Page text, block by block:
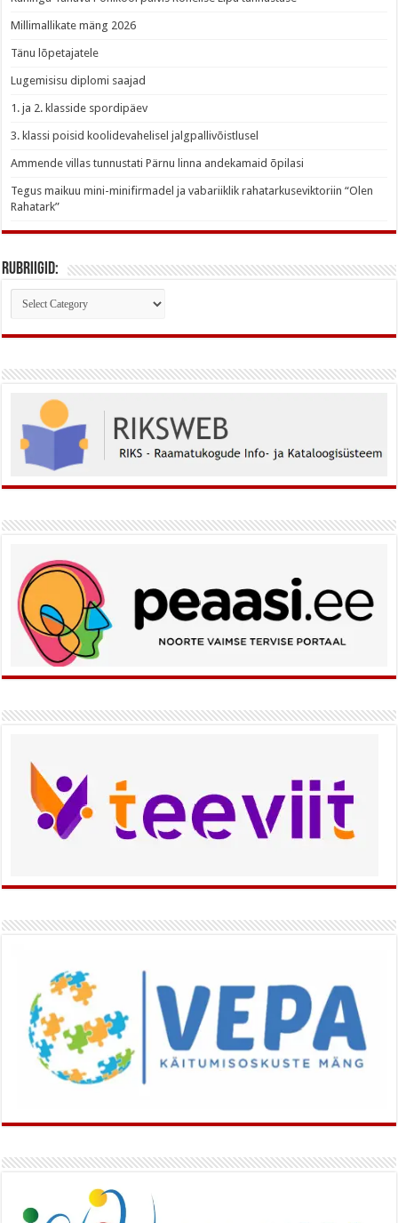
Millimallikate mäng 2026
Tänu lõpetajatele
Lugemisisu diplomi saajad
1. ja 2. klasside spordipäev
3. klassi poisid koolidevahelisel jalgpallivõistlusel
Ammende villas tunnustati Pärnu linna andekamaid õpilasi
Tegus maikuu mini-minifirmadel ja vabariiklik rahatarkuseviktoriin “Olen
Rahatark”
Rubriigid:
Rubriigid: